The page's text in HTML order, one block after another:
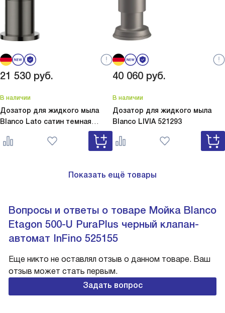
21 530 руб.
В наличии
Дозатор для жидкого мыла
Blanco Lato сатин темная
Lato сатин темная сталь
527743
40 060 руб.
В наличии
Дозатор для жидкого мыла
Blanco LIVIA 521293
Показать ещё товары
Вопросы и ответы о товаре Мойка Blanco
Etagon 500-U PuraPlus черный клапан-
автомат InFino 525155
Еще никто не оставлял отзыв о данном товаре. Ваш
отзыв может стать первым.
Задать вопрос